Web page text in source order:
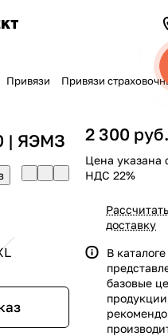
Привязи Привязи
| ЯЭМЗ 2 300 руб.
Цена указана
НДС 22%
Рассчитать
доставку
В каталоге
базовые